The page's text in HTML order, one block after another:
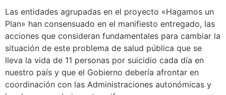
Las entidades agrupadas en el proyecto «Hagamos un
Plan» han consensuado en el manifiesto entregado, las
acciones que consideran fundamentales para cambiar la
situación de este problema de salud pública que se
lleva la vida de 11 personas por suicidio cada día en
nuestro país y que el Gobierno debería afrontar en
coordinación con las Administraciones autonómicas y